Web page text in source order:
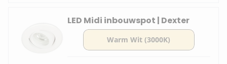
LED Midi inbouwspot | Dexter